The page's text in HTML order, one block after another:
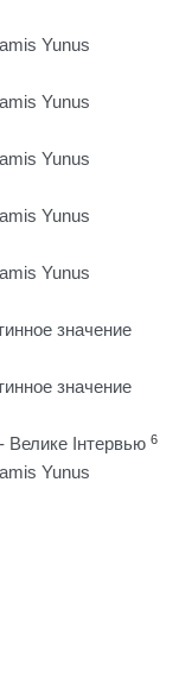
Yunus
Yunus
Yunus
Yunus
Yunus
значение
значение
Інтервью 6
Yunus